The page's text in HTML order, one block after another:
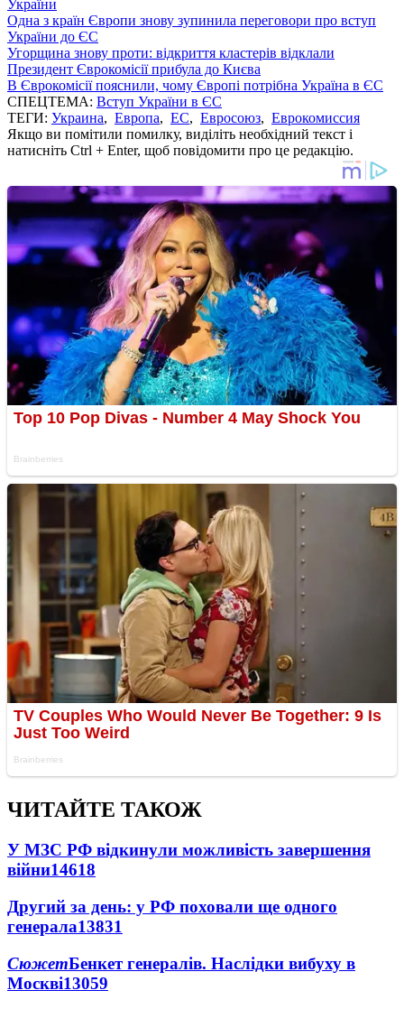
України
Одна з країн Європи знову зупинила переговори про вступ
України до ЄС
Угорщина знову проти: відкриття кластерів відклали
Президент Єврокомісії прибула до Києва
В Єврокомісії пояснили, чому Європі потрібна Україна в ЄС
СПЕЦТЕМА: Вступ України в ЄС
ТЕГИ: Украина, Европа, ЕС, Евросоюз, Еврокомиссия
Якщо ви помітили помилку, виділіть необхідний текст і
натисніть Ctrl + Enter, щоб повідомити про це редакцію.
ЧИТАЙТЕ ТАКОЖ
У МЗС РФ відкинули можливість завершення
війни14618
Другий за день: у РФ поховали ще одного
генерала13831
СюжетБенкет генералів. Наслідки вибуху в
Москві13059